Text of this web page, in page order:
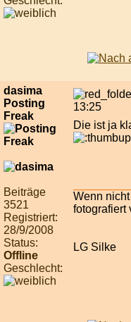
dasima
Posting
Freak
Beiträge
3521
Registriert:
28/9/2008
Status:
Offline
Geschlecht:
13:25
Die ist ja
Wenn
fotografiert
LG Silke